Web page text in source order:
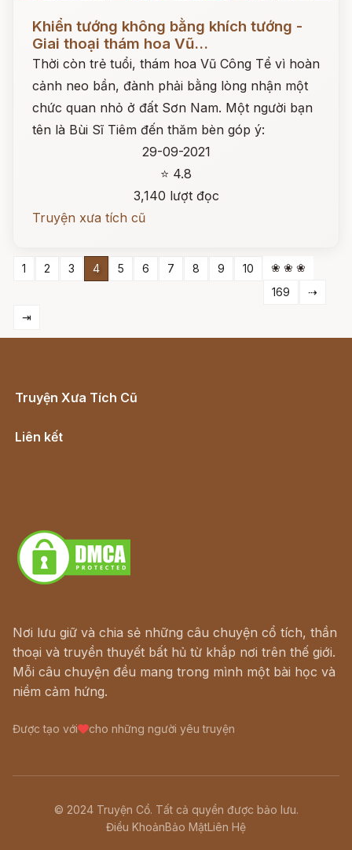
Đọc ngay
Khiển tướng không bằng khích tướng -
Giai thoại thám hoa Vũ...
Thời còn trẻ tuổi, thám hoa Vũ Công Tể vì hoàn
cảnh neo bần, đành phải bằng lòng nhận một
chức quan nhỏ ở đất Sơn Nam. Một người bạn
tên là Bùi Sĩ Tiêm đến thăm bèn góp ý:
29-09-2021
⭐ 4.8
3,140 lượt đọc
Truyện xưa tích cũ
1 2 3 4 5 6 7 8 9 10
❀ ❀ ❀
169
⇢
⇥
Truyện Xưa Tích Cũ
Liên kết
Nơi lưu giữ và chia sẻ những câu chuyện cổ tích, thần
thoại và truyền thuyết bất hủ từ khắp nơi trên thế giới.
Mỗi câu chuyện đều mang trong mình một bài học và
niềm cảm hứng.
Được tạo với cho những người yêu truyện
© 2024 Truyện Cổ. Tất cả quyền được bảo lưu.
Điều KhoảnBảo MậtLiên Hệ